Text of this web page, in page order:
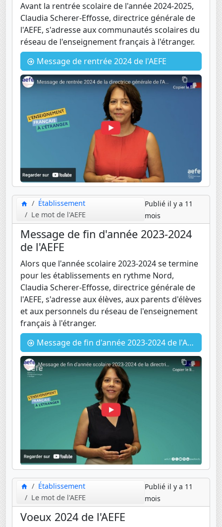
Avant la rentrée scolaire de l'année 2024-2025,
Claudia Scherer-Effosse, directrice générale de
l'AEFE, s'adresse aux communautés scolaires du
réseau de l'enseignement français à l'étranger.
Message de rentrée 2024 de l'AEFE
Établissement
Le mot de l'AEFE
Publié il y a 11
mois
Message de fin d'année 2023-2024
de l'AEFE
Alors que l'année scolaire 2023-2024 se termine
pour les établissements en rythme Nord,
Claudia Scherer-Effosse, directrice générale de
l'AEFE, s'adresse aux élèves, aux parents d'élèves
et aux personnels du réseau de l'enseignement
français à l'étranger.
Message de fin d'année 2023-2024 de l'AEFE
Établissement
Le mot de l'AEFE
Publié il y a 11
mois
Voeux 2024 de l'AEFE